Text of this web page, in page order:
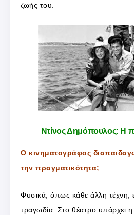
ζωής του.
Ντίνος Δημόπουλος: Η
Ο κινηματογράφος
την πραγματικότητα;
Φυσικά, όπως κάθε άλλη τέχνη,
τραγωδία. Στο θέατρο υπάρχει